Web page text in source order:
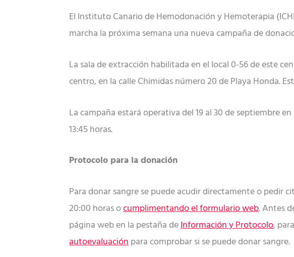
El Instituto Canario de Hemodonación y Hemoterapia
marcha la próxima semana una nueva campaña de
La sala de extracción habilitada en el local 0-56 de este
centro, en la calle Chimidas número 20 de Playa Honda.
La campaña estará operativa del 19 al 30 de septiembre
13:45 horas.
Protocolo para la donación
Para donar sangre se puede acudir directamente o pedir
20:00 horas ocumplimentando el formulario web. Antes
página web en la pestaña deInformación y Protocolo,
autoevaluaciónpara comprobar si se puede donar sangre.